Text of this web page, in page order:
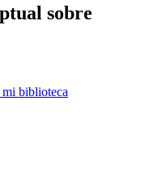
sobre
biblioteca